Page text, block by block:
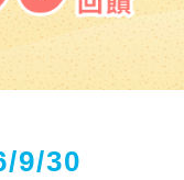
9/30